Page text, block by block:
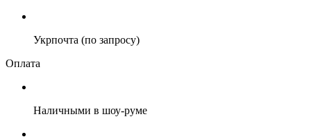
Укрпочта (по запросу)
Оплата
Наличными в шоу-руме